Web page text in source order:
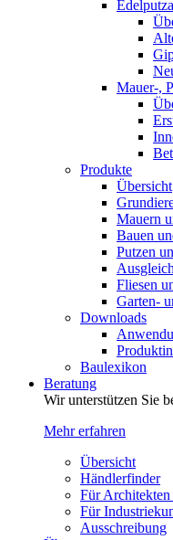
Mauer-,
Produkte
Übersicht
Mauern
Bauen
Putzen
Fliesen
Garten-
Downloads
Baulexikon
Beratung
Wir unterstützen Sie
Mehr erfahren
Übersicht
Händlerfinder
Für Architekten
Für
Ausschreibung